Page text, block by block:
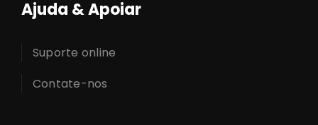
Ajuda & Apoiar
Suporte online
Contate-nos